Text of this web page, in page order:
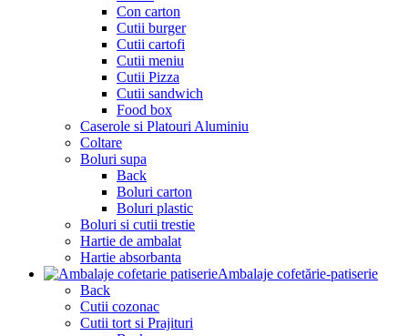
Con carton
Cutii burger
Cutii cartofi
Cutii meniu
Cutii Pizza
Cutii sandwich
Food box
Caserole si Platouri Aluminiu
Coltare
Boluri supa
Back
Boluri carton
Boluri plastic
Boluri si cutii trestie
Hartie de ambalat
Hartie absorbanta
Ambalaje cofetărie-patiserie
Back
Cutii cozonac
Cutii tort si Prajituri